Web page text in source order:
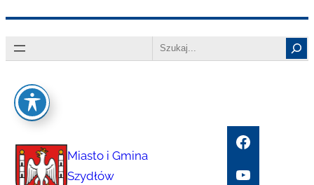
do
Search
Miasto i Gmina
Szydłów
Facebook
YouTube